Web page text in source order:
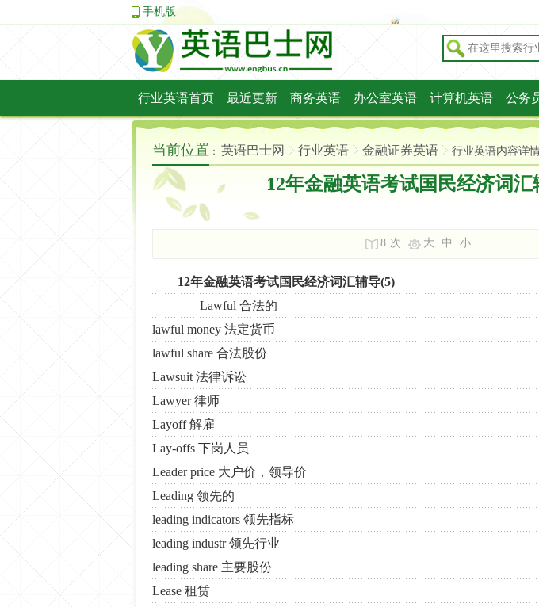
手机版
行业英语首页 最近更新 商务英语 办公室英语 计算机英语 公务
法律英语
当前位置 ： 英语巴士网 行业英语 金融证券英语 行业英语内容详
12年金融英语考试国民经济词汇
8 次 大 中 小
12年金融英语考试国民经济词汇辅导(5)
Lawful 合法的
lawful money 法定货币
lawful share 合法股份
Lawsuit 法律诉讼
Lawyer 律师
Layoff 解雇
Lay-offs 下岗人员
Leader price 大户价，领导价
Leading 领先的
leading indicators 领先指标
leading industr 领先行业
leading share 主要股份
Lease 租赁